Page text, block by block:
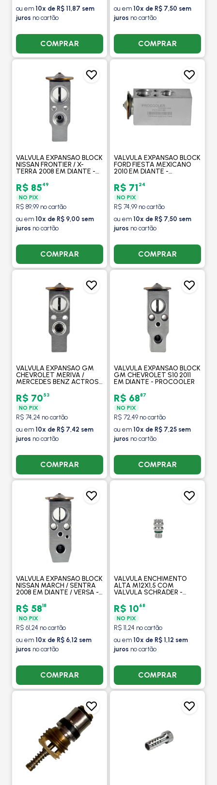
ou em 10x de R$ 11,87 sem
juros no cartão
COMPRAR
ou em 10x de R$ 7,50 sem
juros no cartão
COMPRAR
VALVULA EXPANSAO BLOCK
NISSAN FRONTIER / X-
TERRA 2008 EM DIANTE -
R$ 8549
NO PIX
R$ 89,99 no cartão
ou em 10x de R$ 9,00 sem
juros no cartão
COMPRAR
VALVULA EXPANSAO BLOCK
FORD FIESTA MEXICANO
2010 EM DIANTE -
R$ 71 24
NO PIX
R$ 74,99 no cartão
ou em 10x de R$ 7,50 sem
juros no cartão
COMPRAR
VALVULA EXPANSAO GM
CHEVROLET MERIVA /
MERCEDES BENZ ACTROS /
CAMINHAO / DAF -
PROCOOLER
R$ 7053
NO PIX
R$ 74,24 no cartão
ou em 10x de R$ 7,42 sem
juros no cartão
COMPRAR
VALVULA EXPANSAO BLOCK
GM CHEVROLET S10 2011
EM DIANTE - PROCOOLER
R$ 6887
NO PIX
R$ 72,49 no cartão
ou em 10x de R$ 7,25 sem
juros no cartão
COMPRAR
VALVULA EXPANSAO BLOCK
NISSAN MARCH / SENTRA
2008 EM DIANTE / VERSA -
R$ 5818
NO PIX
R$ 61,24 no cartão
ou em 10x de R$ 6,12 sem
juros no cartão
COMPRAR
VALVULA ENCHIMENTO
ALTA M12X1,5 COM
VALVULA SCHRADER -
R$ 1068
NO PIX
R$ 11,24 no cartão
ou em 10x de R$ 1,12 sem
juros no cartão
COMPRAR